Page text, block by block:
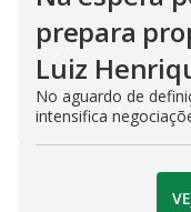
prepara
Luiz
No aguardo de
intensifica